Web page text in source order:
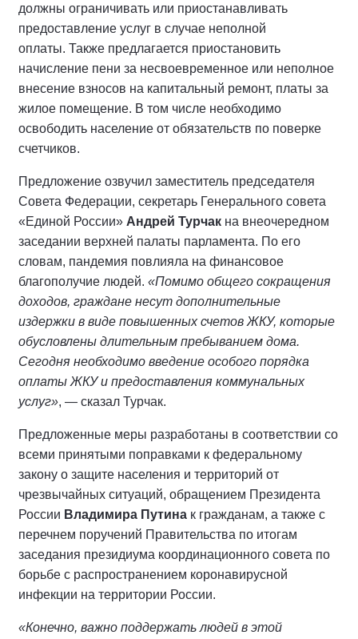
должны ограничивать или приостанавливать
предоставление услуг в случае неполной
оплаты. Также предлагается приостановить
начисление пени за несвоевременное или неполное
внесение взносов на капитальный ремонт, платы за
жилое помещение. В том числе необходимо
освободить население от обязательств по поверке
счетчиков.
Предложение озвучил заместитель председателя
Совета Федерации, секретарь Генерального совета
«Единой России» Андрей Турчак на внеочередном
заседании верхней палаты парламента. По его
словам, пандемия повлияла на финансовое
благополучие людей. «Помимо общего сокращения
доходов, граждане несут дополнительные
издержки в виде повышенных счетов ЖКУ, которые
обусловлены длительным пребыванием дома.
Сегодня необходимо введение особого порядка
оплаты ЖКУ и предоставления коммунальных
услуг», — сказал Турчак.
Предложенные меры разработаны в соответствии со
всеми принятыми поправками к федеральному
закону о защите населения и территорий от
чрезвычайных ситуаций, обращением Президента
России Владимира Путина к гражданам, а также с
перечнем поручений Правительства по итогам
заседания президиума координационного совета по
борьбе с распространением коронавирусной
инфекции на территории России.
«Конечно, важно поддержать людей в этой